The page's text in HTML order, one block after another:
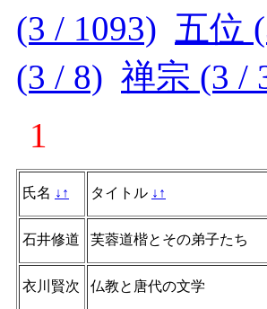
(3 / 1093) 五位
(3 / 8) 禅宗 (3 /
1
氏名 ↓ ↑ タイトル ↓ ↑
石井修道 芙蓉道楷とその弟子たち
衣川賢次 仏教と唐代の文学